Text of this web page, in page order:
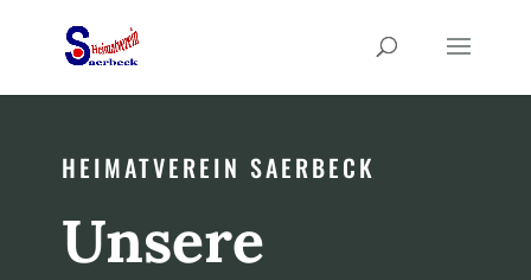
HEIMATVEREIN SAERBECK
Unsere